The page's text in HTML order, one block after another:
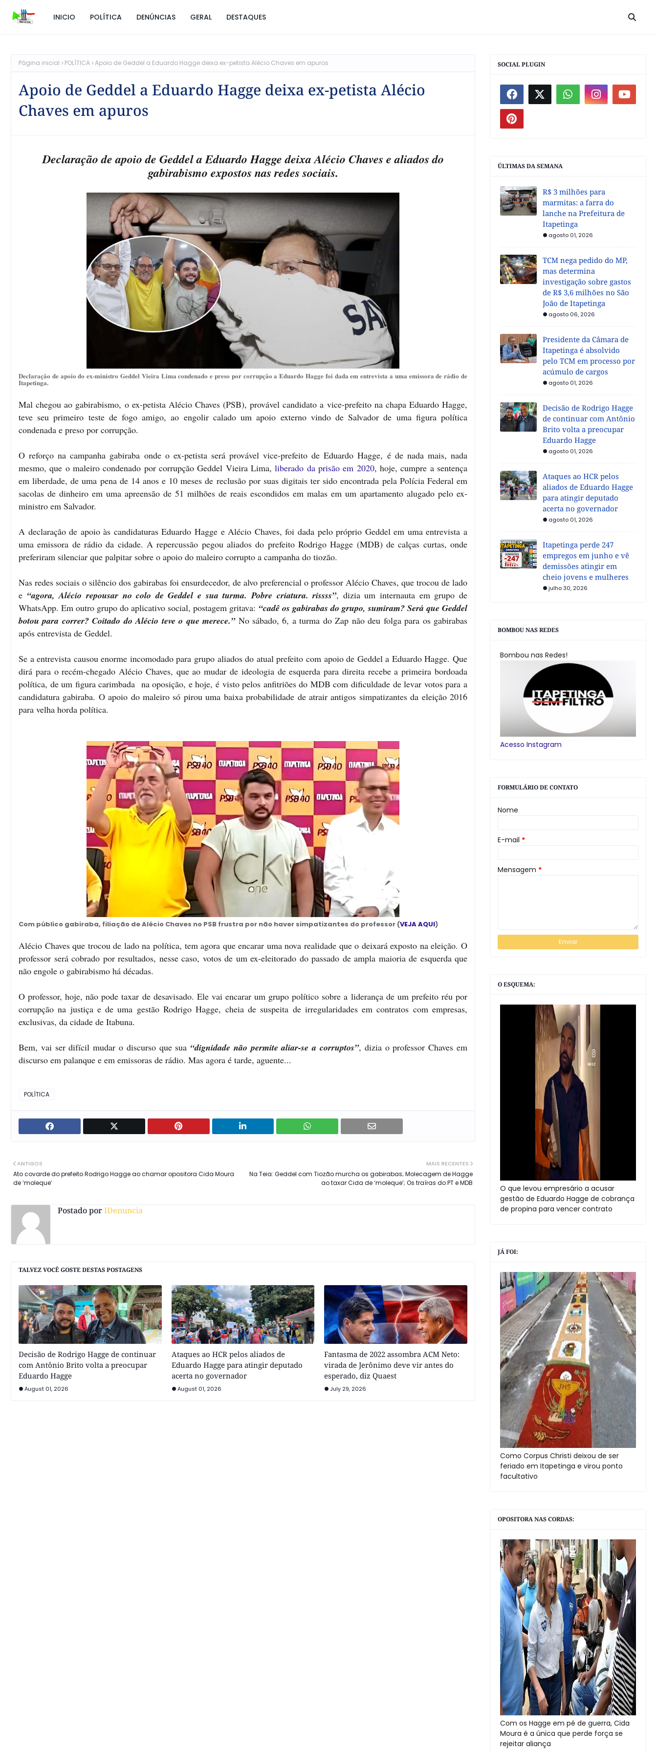
INICIO POLÍTICA DENÚNCIAS GERAL DESTAQUES
Página inicial POLÍTICA Apoio de Geddel a Eduardo Hagge deixa ex-petista Alécio Chaves em apuros
Apoio de Geddel a Eduardo Hagge deixa ex-petista Alécio
Chaves em apuros
Declaração de apoio de Geddel a Eduardo Hagge deixa Alécio Chaves e aliados do
gabirabismo expostos nas redes sociais.
Declaração de apoio do ex-ministro Geddel Vieira Lima condenado e preso por corrupção a Eduardo Hagge foi dada em entrevista a uma emissora de rádio de
Itapetinga.
Mal chegou ao gabirabismo, o ex-petista Alécio Chaves (PSB), provável candidato a vice-prefeito na chapa Eduardo Hagge,
teve seu primeiro teste de fogo amigo, ao engolir calado um apoio externo vindo de Salvador de uma figura política
condenada e preso por corrupção.
O reforço na campanha gabiraba onde o ex-petista será provável vice-prefeito de Eduardo Hagge, é de nada mais, nada
mesmo, que o maleiro condenado por corrupção Geddel Vieira Lima,liberado da prisão em 2020, hoje, cumpre a sentença
em liberdade, de uma pena de 14 anos e 10 meses de reclusão por suas digitais ter sido encontrada pela Polícia Federal em
sacolas de dinheiro em uma apreensão de 51 milhões de reais escondidos em malas em um apartamento alugado pelo ex-
ministro em Salvador.
A declaração de apoio às candidaturas Eduardo Hagge e Alécio Chaves, foi dada pelo próprio Geddel em uma entrevista a
uma emissora de rádio da cidade. A repercussão pegou aliados do prefeito Rodrigo Hagge (MDB) de calças curtas, onde
preferiram silenciar que palpitar sobre o apoio do maleiro corrupto a campanha do tiozão.
Nas redes sociais o silêncio dos gabirabas foi ensurdecedor, de alvo preferencial o professor Alécio Chaves, que trocou de lado
e “agora, Alécio repousar no colo de Geddel e sua turma. Pobre criatura. rissss”, dizia um internauta em grupo de
WhatsApp. Em outro grupo do aplicativo social, postagem gritava: “cadê os gabirabas do grupo, sumiram? Será que Geddel
botou para correr? Coitado do Alécio teve o que merece.”No sábado, 6, a turma do Zap não deu folga para os gabirabas
após entrevista de Geddel.
Se a entrevista causou enorme incomodado para grupo aliados do atual prefeito com apoio de Geddel a Eduardo Hagge. Que
dirá para o recém-chegado Alécio Chaves, que ao mudar de ideologia de esquerda para direita recebe a primeira bordoada
política, de um figura carimbada na oposição, e hoje, é visto pelos anfitriões do MDB com dificuldade de levar votos para a
candidatura gabiraba. O apoio do maleiro só pirou uma baixa probabilidade de atrair antigos simpatizantes da eleição 2016
para velha horda política.
Com público gabiraba, filiação de Alécio Chaves no PSB frustra por não haver simpatizantes do professor (VEJA AQUI)
Alécio Chaves que trocou de lado na política, tem agora que encarar uma nova realidade que o deixará exposto na eleição. O
professor será cobrado por resultados, nesse caso, votos de um ex-eleitorado do passado de ampla maioria de esquerda que
não engole o gabirabismo há décadas.
O professor, hoje, não pode taxar de desavisado. Ele vai encarar um grupo político sobre a liderança de um prefeito réu por
corrupção na justiça e de uma gestão Rodrigo Hagge, cheia de suspeita de irregularidades em contratos com empresas,
exclusivas, da cidade de Itabuna.
Bem, vai ser difícil mudar o discurso que sua “dignidade não permite aliar-se a corruptos”, dizia o professor Chaves em
discurso em palanque e em emissoras de rádio. Mas agora é tarde, aguente...
POLÍTICA
MAIS RECENTES
Na Teia: Geddel com Tiozão murcha os gabirabas; Molecagem de Hagge
ao taxar Cida de ‘moleque’; Os traíras do PT e MDB
ANTIGOS
Ato covarde do prefeito Rodrigo Hagge ao chamar opositora Cida Moura
de ‘moleque’
Postado porIDenuncia
TALVEZ VOCÊ GOSTE DESTAS POSTAGENS
Decisão de Rodrigo Hagge de continuar
com Antônio Brito volta a preocupar
Eduardo Hagge
August 01, 2026
Ataques ao HCR pelos aliados de
Eduardo Hagge para atingir deputado
acerta no governador
August 01, 2026
Fantasma de 2022 assombra ACM Neto:
virada de Jerônimo deve vir antes do
esperado, diz Quaest
July 29, 2026
SOCIAL PLUGIN
ÚLTIMAS DA SEMANA
R$ 3 milhões para
marmitas: a farra do
lanche na Prefeitura de
Itapetinga
agosto 01, 2026
TCM nega pedido do MP,
mas determina
investigação sobre gastos
de R$ 3,6 milhões no São
João de Itapetinga
agosto 06, 2026
Presidente da Câmara de
Itapetinga é absolvido
pelo TCM em processo por
acúmulo de cargos
agosto 01, 2026
Decisão de Rodrigo Hagge
de continuar com Antônio
Brito volta a preocupar
Eduardo Hagge
agosto 01, 2026
Ataques ao HCR pelos
aliados de Eduardo Hagge
para atingir deputado
acerta no governador
agosto 01, 2026
Itapetinga perde 247
empregos em junho e vê
demissões atingir em
cheio jovens e mulheres
julho 30, 2026
BOMBOU NAS REDES
Bombou nas Redes!
Acesso Instagram
FORMULÁRIO DE CONTATO
Nome
E-mail *
Mensagem *
O ESQUEMA:
O que levou empresário a acusar
gestão de Eduardo Hagge de cobrança
de propina para vencer contrato
JÁ FOI:
Como Corpus Christi deixou de ser
feriado em Itapetinga e virou ponto
facultativo
OPOSITORA NAS CORDAS:
Com os Hagge em pé de guerra, Cida
Moura é a única que perde força se
rejeitar aliança